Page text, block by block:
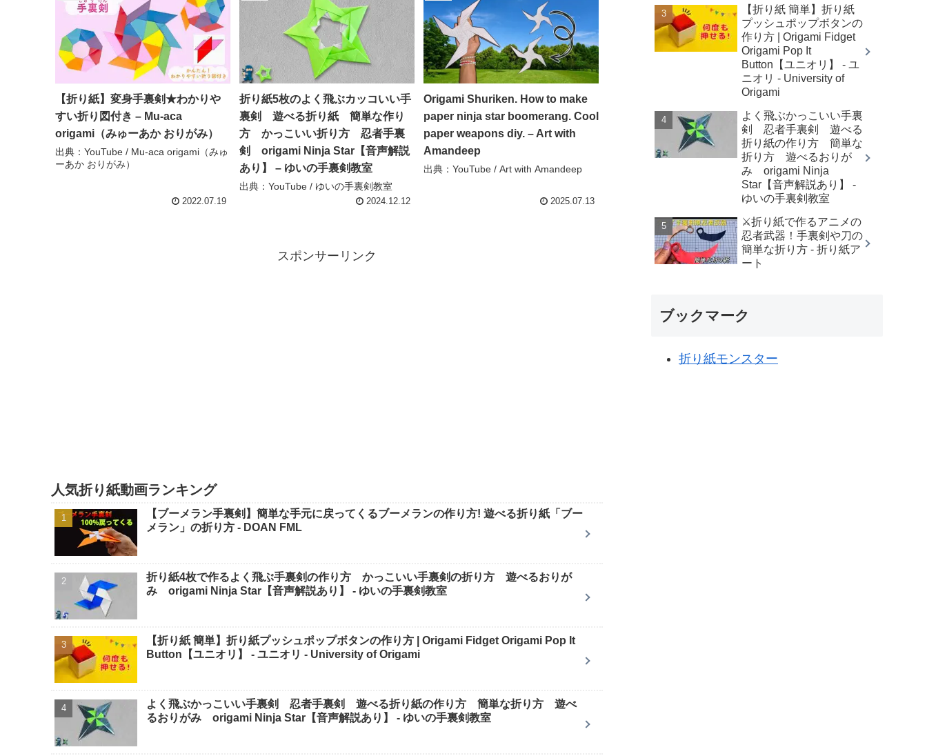
【折り紙】変身手裏剣★わかりや
すい折り図付き – Mu-aca
origami（みゅーあか おりがみ）
出典：YouTube / Mu-aca origami（みゅ
ーあか おりがみ）
2022.07.19
折り紙5枚のよく飛ぶカッコいい手
裏剣 遊べる折り紙 簡単な作り
方 かっこいい折り方 忍者手裏
剣 origami Ninja Star【音声解説
あり】 – ゆいの手裏剣教室
出典：YouTube / ゆいの手裏剣教室
2024.12.12
Origami Shuriken. How to make
paper ninja star boomerang. Cool
paper weapons diy. – Art with
Amandeep
出典：YouTube / Art with Amandeep
2025.07.13
スポンサーリンク
人気折り紙動画ランキング
【ブーメラン手裏剣】簡単な手元に戻ってくるブーメランの作り方! 遊べる折り紙「ブー
メラン」の折り方 - DOAN FML
折り紙4枚で作るよく飛ぶ手裏剣の作り方 かっこいい手裏剣の折り方 遊べるおりが
み origami Ninja Star【音声解説あり】 - ゆいの手裏剣教室
【折り紙 簡単】折り紙プッシュポップボタンの作り方 | Origami Fidget Origami Pop It
Button【ユニオリ】 - ユニオリ - University of Origami
よく飛ぶかっこいい手裏剣 忍者手裏剣 遊べる折り紙の作り方 簡単な折り方 遊べ
るおりがみ origami Ninja Star【音声解説あり】 - ゆいの手裏剣教室
【折り紙 簡単】折り紙
プッシュポップボタンの
作り方 | Origami Fidget
Origami Pop It
Button【ユニオリ】 - ユ
ニオリ - University of
Origami
よく飛ぶかっこいい手裏
剣 忍者手裏剣 遊べる
折り紙の作り方 簡単な
折り方 遊べるおりが
み origami Ninja
Star【音声解説あり】 -
ゆいの手裏剣教室
⚔️折り紙で作るアニメの
忍者武器！手裏剣や刀の
簡単な折り方 - 折り紙ア
ート
ブックマーク
折り紙モンスター